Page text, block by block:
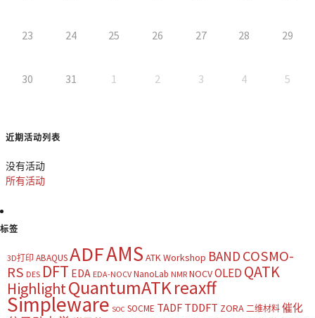
23 24 25 26 27 28 29
30 31 1 2 3 4 5
近期活动列表
没有活动
所有活动
标签
3D打印 ABAQUSADFAMS ATK Workshop BAND COSMO-
RS DES DFT EDA EDA-NOCV NanoLab NMR NOCVOLED QATK
HighlightQuantumATKreaxff
Simpleware SOC SOCME TADF TDDFT ZORA 二维材料 催化